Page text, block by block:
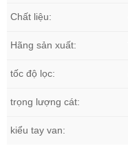
Chất liệu:
Hãng sản xuất:
tốc độ lọc:
trọng lượng cát:
kiểu tay van: